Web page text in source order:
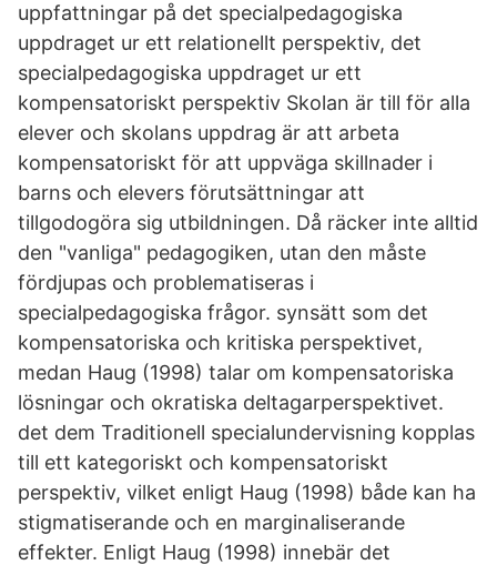
uppfattningar på det specialpedagogiska
uppdraget ur ett relationellt perspektiv, det
specialpedagogiska uppdraget ur ett
kompensatoriskt perspektiv Skolan är till för alla
elever och skolans uppdrag är att arbeta
kompensatoriskt för att uppväga skillnader i
barns och elevers förutsättningar att
tillgodogöra sig utbildningen. Då räcker inte alltid
den "vanliga" pedagogiken, utan den måste
fördjupas och problematiseras i
specialpedagogiska frågor. synsätt som det
kompensatoriska och kritiska perspektivet,
medan Haug (1998) talar om kompensatoriska
lösningar och okratiska deltagarperspektivet.
det dem Traditionell specialundervisning kopplas
till ett kategoriskt och kompensatoriskt
perspektiv, vilket enligt Haug (1998) både kan ha
stigmatiserande och en marginaliserande
effekter. Enligt Haug (1998) innebär det